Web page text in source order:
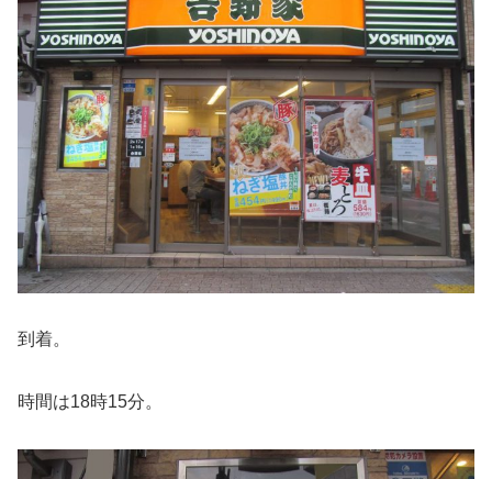
到着。
時間は18時15分。